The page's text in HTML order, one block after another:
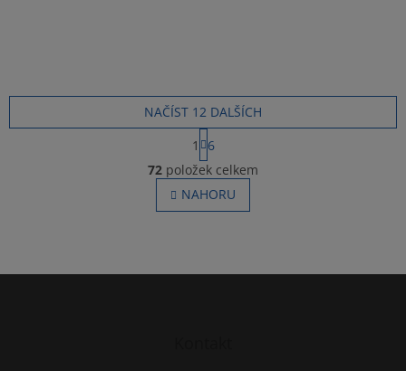
O
v
l
á
í
NAČÍST 12 DALŠÍCH
S
t
r
á
n
k
n
1
6
72 položek celkem
NAHORU